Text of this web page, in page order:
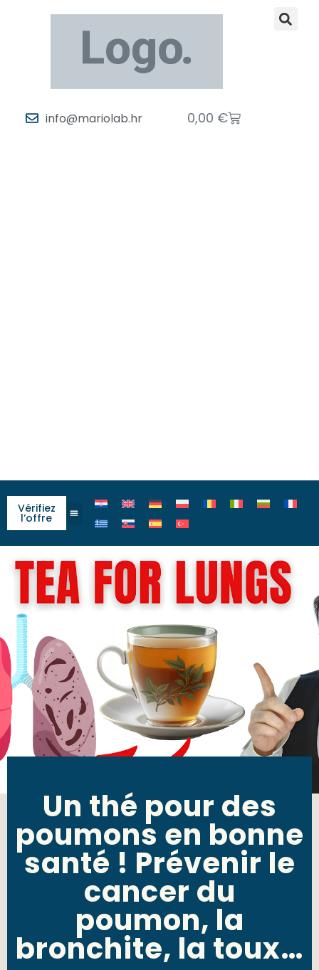
info@mariolab.hr 0,00 €
Vérifiez
l’offre
Un thé pour des
poumons en bonne
santé ! Prévenir le
cancer du
poumon, la
bronchite, la toux…